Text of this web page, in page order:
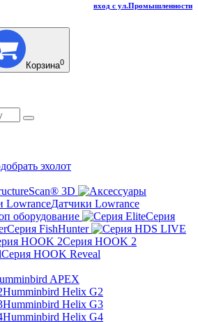
вход с ул.Промышленности
Корзина0
эхолот
3D
Датчики Lowrance
оборудование
Серия
Серия FishHunter
Серия HOOK 2
Серия HOOK Reveal
APEX
Humminbird Helix G2
Humminbird Helix G3
Humminbird Helix G4